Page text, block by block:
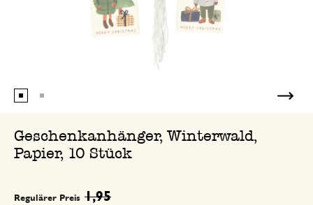
Geschenkanhänger, Winterwald,
Papier, 10 Stück
Regulärer Preis 1,95
Wie abgebildet sind sie mit